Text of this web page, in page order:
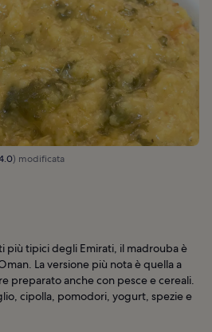
) modificata
più tipici degli Emirati, il madrouba è
La versione più nota è quella a
preparato anche con pesce e cereali.
cipolla, pomodori, yogurt, spezie e